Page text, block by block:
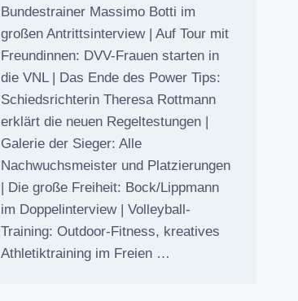
Bundestrainer Massimo Botti im
großen Antrittsinterview | Auf Tour mit
Freundinnen: DVV-Frauen starten in
die VNL | Das Ende des Power Tips:
Schiedsrichterin Theresa Rottmann
erklärt die neuen Regeltestungen |
Galerie der Sieger: Alle
Nachwuchsmeister und Platzierungen
| Die große Freiheit: Bock/Lippmann
im Doppelinterview | Volleyball-
Training: Outdoor-Fitness, kreatives
Athletiktraining im Freien …